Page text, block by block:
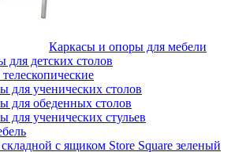
Каркасы и опоры для мебели
для детских столов
для ученических столов
для обеденных столов
для ученических стульев